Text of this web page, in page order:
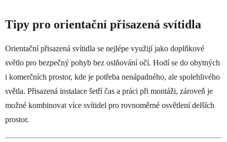
l
á
d
a
c
í
p
v
Tipy pro orientační přisazená svítidla
Orientační přisazená svítidla se nejlépe využijí jako doplňkové
světlo pro bezpečný pohyb bez oslňování očí. Hodí se do obytných
i komerčních prostor, kde je potřeba nenápadného, ale spolehlivého
světla. Přisazená instalace šetří čas a práci při montáži, zároveň je
možné kombinovat více svítidel pro rovnoměrné osvětlení delších
prostor.